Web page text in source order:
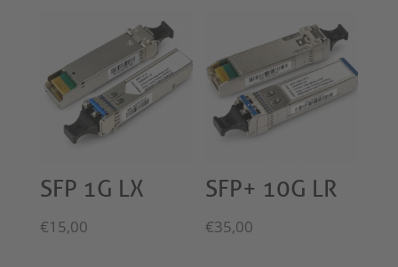
SFP 1G LX
€15,00
SFP+ 10G LR
€35,00